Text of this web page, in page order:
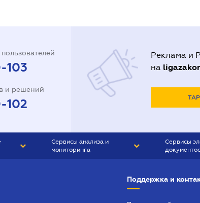
103
и решений
102
Реклама и
на
Сервисы анализа и
мониторинга
Сервисы
Поддержка и